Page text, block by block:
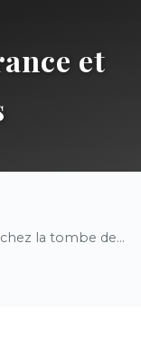
et
la tombe de...